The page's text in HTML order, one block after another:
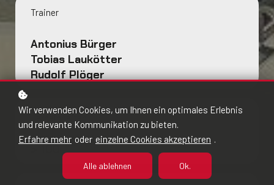
Trainer
Antonius Bürger
Tobias Laukötter
Rudolf Plöger
Wir verwenden Cookies, um Ihnen ein optimales Erlebnis
und relevante Kommunikation zu bieten.
Erfahre mehr oder einzelne Cookies akzeptieren .
Alle ablehnen Ok.